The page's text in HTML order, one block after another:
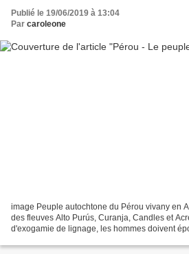
Publié le 19/06/2019 à 13:04
Par caroleone
image Peuple autochtone du Pérou vivany en
des fleuves Alto Purús, Curanja, Candles et
d'exogamie de lignage, les hommes doivent